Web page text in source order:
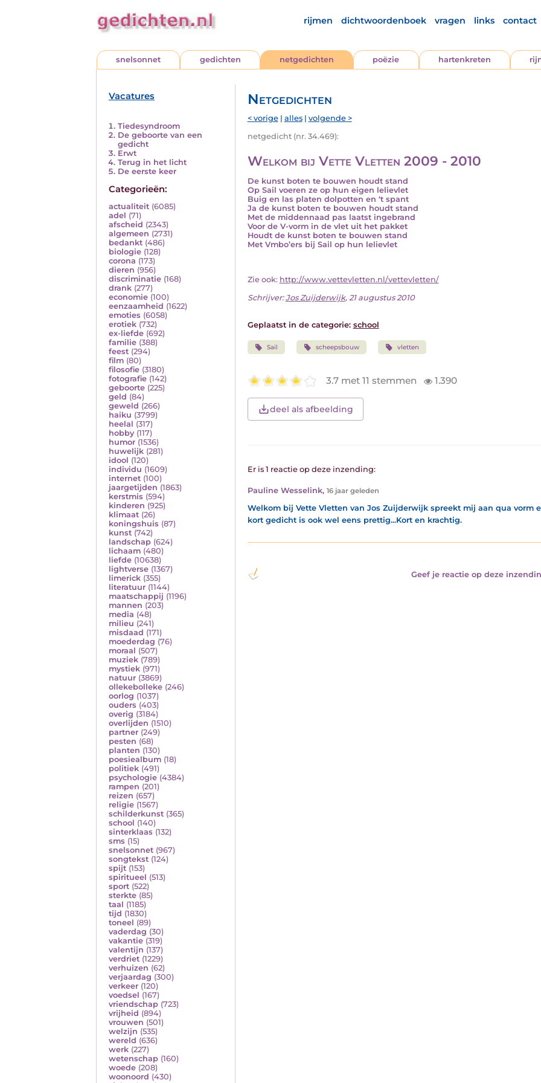
rijmen dichtwoordenboek vragen links contact
snelsonnet gedichten netgedichten poëzie hartenkreten
Vacatures
Tiedesyndroom
De geboorte van een
gedicht
Erwt
Terug in het licht
De eerste keer
Categorieën:
actualiteit (6085)
adel (71)
afscheid (2343)
algemeen (2731)
bedankt (486)
biologie (128)
corona (173)
dieren (956)
discriminatie (168)
drank (277)
economie (100)
eenzaamheid (1622)
emoties (6058)
erotiek (732)
ex-liefde (692)
familie (388)
feest (294)
film (80)
filosofie (3180)
fotografie (142)
geboorte (225)
geld (84)
geweld (266)
haiku (3799)
heelal (317)
hobby (117)
humor (1536)
huwelijk (281)
idool (120)
individu (1609)
internet (100)
jaargetijden (1863)
kerstmis (594)
kinderen (925)
klimaat (26)
koningshuis (87)
kunst (742)
landschap (624)
lichaam (480)
liefde (10638)
lightverse (1367)
limerick (355)
literatuur (1144)
maatschappij (1196)
mannen (203)
media (48)
milieu (241)
misdaad (171)
moederdag (76)
moraal (507)
muziek (789)
mystiek (971)
natuur (3869)
ollekebolleke (246)
oorlog (1037)
ouders (403)
overig (3184)
overlijden (1510)
partner (249)
pesten (68)
planten (130)
poesiealbum (18)
politiek (491)
psychologie (4384)
rampen (201)
reizen (657)
religie (1567)
schilderkunst (365)
school (140)
sinterklaas (132)
sms (15)
snelsonnet (967)
songtekst (124)
spijt (153)
spiritueel (513)
sport (522)
sterkte (85)
taal (1185)
tijd (1830)
toneel (89)
vaderdag (30)
vakantie (319)
valentijn (137)
verdriet (1229)
verhuizen (62)
verjaardag (300)
verkeer (120)
voedsel (167)
vriendschap (723)
vrijheid (894)
vrouwen (501)
welzijn (535)
wereld (636)
werk (227)
wetenschap (160)
woede (208)
woonoord (430)
Netgedichten
< vorige| alles| volgende >
netgedicht (nr. 34.469):
Welkom bij Vette Vletten 2009 - 2010
De kunst boten te bouwen houdt stand
Op Sail voeren ze op hun eigen lelievlet
Buig en las platen dolpotten en ‘t spant
Ja de kunst boten te bouwen houdt stand
Met de middennaad pas laatst ingebrand
Voor de V-vorm in de vlet uit het pakket
Houdt de kunst boten te bouwen stand
Met Vmbo’ers bij Sail op hun lelievlet
Zie ook: http://www.vettevletten.nl/vettevletten/
Schrijver:Jos Zuijderwijk, 21 augustus 2010
Geplaatst in de categorie: school
Sail scheepsbouw vletten
3.7 met 11 stemmen 1.390
deel als afbeelding
Er is 1 reactie op deze inzending:
Pauline Wesselink, 16 jaar geleden
Welkom bij Vette Vletten van Jos Zuijderwijk spreekt mij aan qua vorm
kort gedicht is ook wel eens prettig...Kort en krachtig.
Geef je reactie op deze